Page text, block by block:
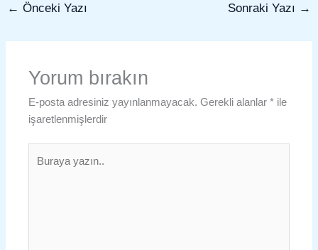
← Önceki Yazı Sonraki Yazı →
Yorum bırakın
E-posta adresiniz yayınlanmayacak. Gerekli alanlar* ile
işaretlenmişlerdir
yazın..